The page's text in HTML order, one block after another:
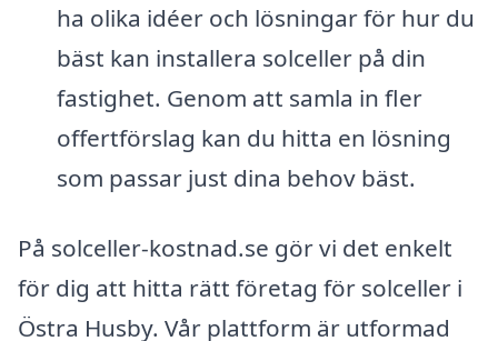
ha olika idéer och lösningar för hur du
bäst kan installera solceller på din
fastighet. Genom att samla in fler
offertförslag kan du hitta en lösning
som passar just dina behov bäst.
På solceller-kostnad.se gör vi det enkelt
för dig att hitta rätt företag för solceller i
Östra Husby. Vår plattform är utformad